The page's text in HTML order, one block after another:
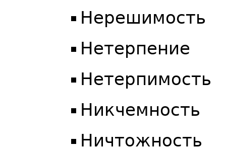
Нерешимость
Нетерпение
Нетерпимость
Никчемность
Ничтожность